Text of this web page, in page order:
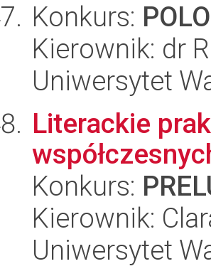
Konkurs:
Kierownik: dr
Uniwersytet
Literackie
Konkurs:
Kierownik:
Uniwersytet